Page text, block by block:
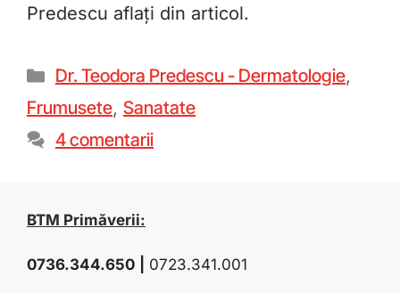
Predescu aflați din articol.
Dr. Teodora Predescu - Dermatologie,
Frumusete, Sanatate
4 comentarii
BTM Primăverii:
0736.344.650 0723.341.001